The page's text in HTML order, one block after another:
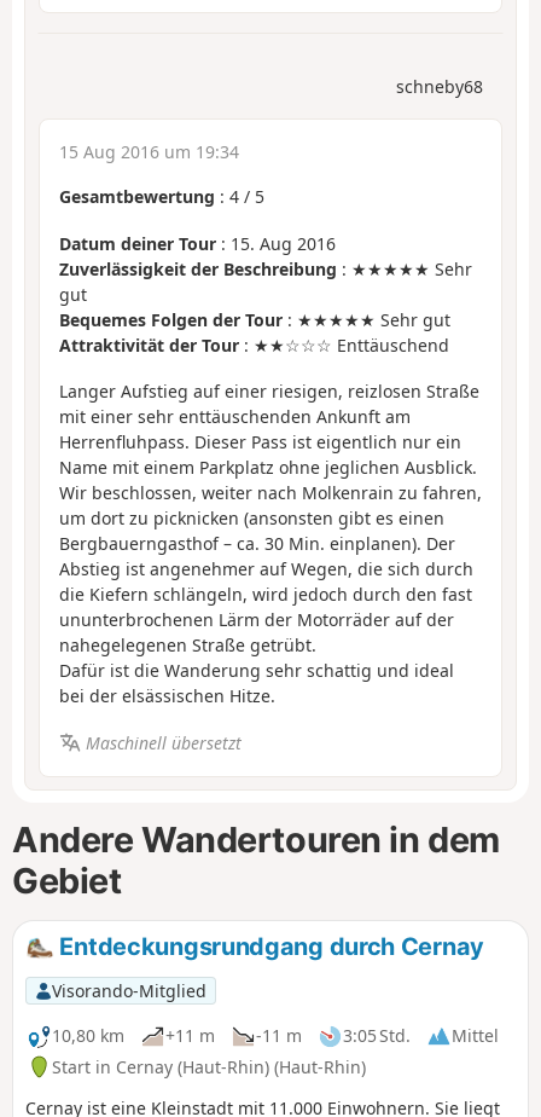
schneby68
15 Aug 2016 um 19:34
Gesamtbewertung : 4 / 5
Datum deiner Tour : 15. Aug 2016
Zuverlässigkeit der Beschreibung : ★★★★★ Sehr
gut
Bequemes Folgen der Tour : ★★★★★ Sehr gut
Attraktivität der Tour : ★★☆☆☆ Enttäuschend
Langer Aufstieg auf einer riesigen, reizlosen Straße
mit einer sehr enttäuschenden Ankunft am
Herrenfluhpass. Dieser Pass ist eigentlich nur ein
Name mit einem Parkplatz ohne jeglichen Ausblick.
Wir beschlossen, weiter nach Molkenrain zu fahren,
um dort zu picknicken (ansonsten gibt es einen
Bergbauerngasthof – ca. 30 Min. einplanen). Der
Abstieg ist angenehmer auf Wegen, die sich durch
die Kiefern schlängeln, wird jedoch durch den fast
ununterbrochenen Lärm der Motorräder auf der
nahegelegenen Straße getrübt.
Dafür ist die Wanderung sehr schattig und ideal
bei der elsässischen Hitze.
Maschinell übersetzt
Andere Wandertouren in dem
Gebiet
Entdeckungsrundgang durch Cernay
Visorando-Mitglied
10,80 km
+11 m -11 m 3:05 Std.
Mittel
Start in Cernay (Haut-Rhin) (Haut-Rhin)
Cernay ist eine Kleinstadt mit 11.000 Einwohnern. Sie liegt